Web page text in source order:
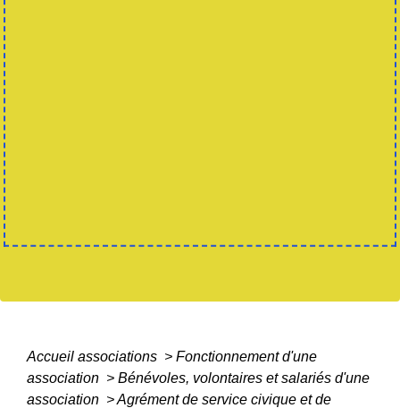
Accueil associations > Fonctionnement d'une
association > Bénévoles, volontaires et salariés d'une
association >Agrément de service civique et de